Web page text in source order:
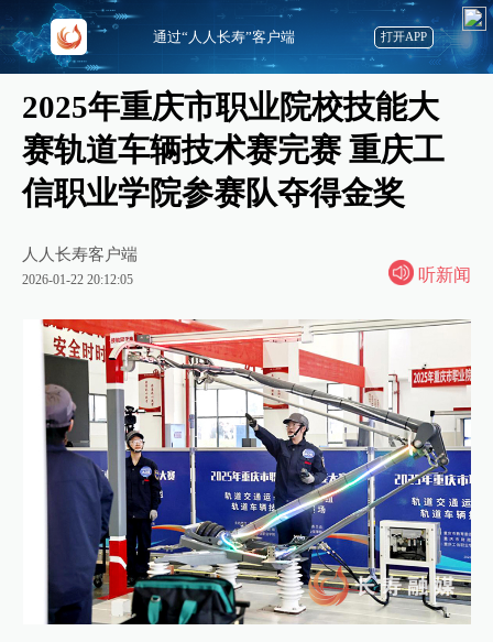
2025年重庆市职业院校技能大
赛轨道车辆技术赛完赛 重庆工
信职业学院参赛队夺得金奖
人人长寿客户端
2026-01-22 20:12:05 听新闻
通过“人人长寿”客户端 打开APP